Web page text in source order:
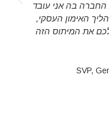
החברה בה אני עובד
האימון העסקי,
את המיתוס הזה
SVP,